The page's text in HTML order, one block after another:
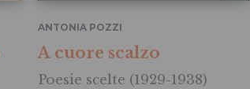
ANTONIA POZZI
A cuore scalzo
Poesie scelte (1929-1938)